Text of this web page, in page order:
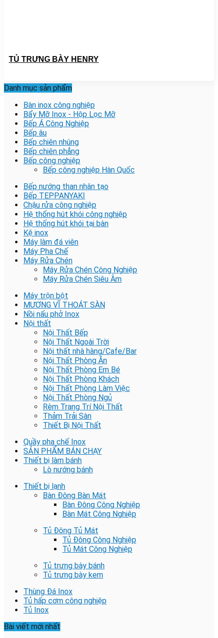
TỦ TRƯNG BÀY HENRY
Danh mục sản phẩm
Bàn inox công nghiệp
Bẩy Mỡ Inox - Hộp Lọc Mỡ
Bếp Á Công Nghiệp
Bếp âu
Bếp chiên nhúng
Bếp chiên phẳng
Bếp công nghiệp
Bếp công nghiệp Hàn Quốc
Bếp nướng than nhân tạo
Bếp TEPPANYAKI
Chậu rửa công nghiệp
Hệ thống hút khói công nghiệp
Hệ thống hút khói tại bàn
Kệ inox
Máy làm đá viên
Máy Pha Chế
Máy Rửa Chén
Máy Rửa Chén Công Nghiệp
Máy Rửa Chén Siêu Âm
Máy trộn bột
MƯƠNG VĨ THOÁT SÀN
Nồi nấu phở Inox
Nội thất
Nội Thất Bếp
Nội Thất Ngoài Trời
Nội thất nhà hàng/Cafe/Bar
Nội Thất Phòng Ăn
Nội Thất Phòng Em Bé
Nội Thất Phòng Khách
Nội Thất Phòng Làm Việc
Nội Thất Phòng Ngủ
Rèm Trang Trí Nội Thất
Thảm Trải Sàn
Thiết Bị Nội Thất
Quầy pha chế Inox
SẢN PHẨM BÁN CHẠY
Thiết bị làm bánh
Lò nướng bánh
Thiết bị lạnh
Bàn Đông Bàn Mát
Bàn Đông Công Nghiệp
Bàn Mát Công Nghiệp
Tủ Đông Tủ Mát
Tủ Đông Công Nghiệp
Tủ Mát Công Nghiệp
Tủ trưng bày bánh
Tủ trưng bày kem
Thùng Đá Inox
Tủ hấp cơm công nghiệp
Tủ Inox
Bài viết mới nhất